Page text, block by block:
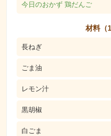
今日のおかず 鶏だんご
材料（1
長ねぎ
ごま油
レモン汁
黒胡椒
白ごま